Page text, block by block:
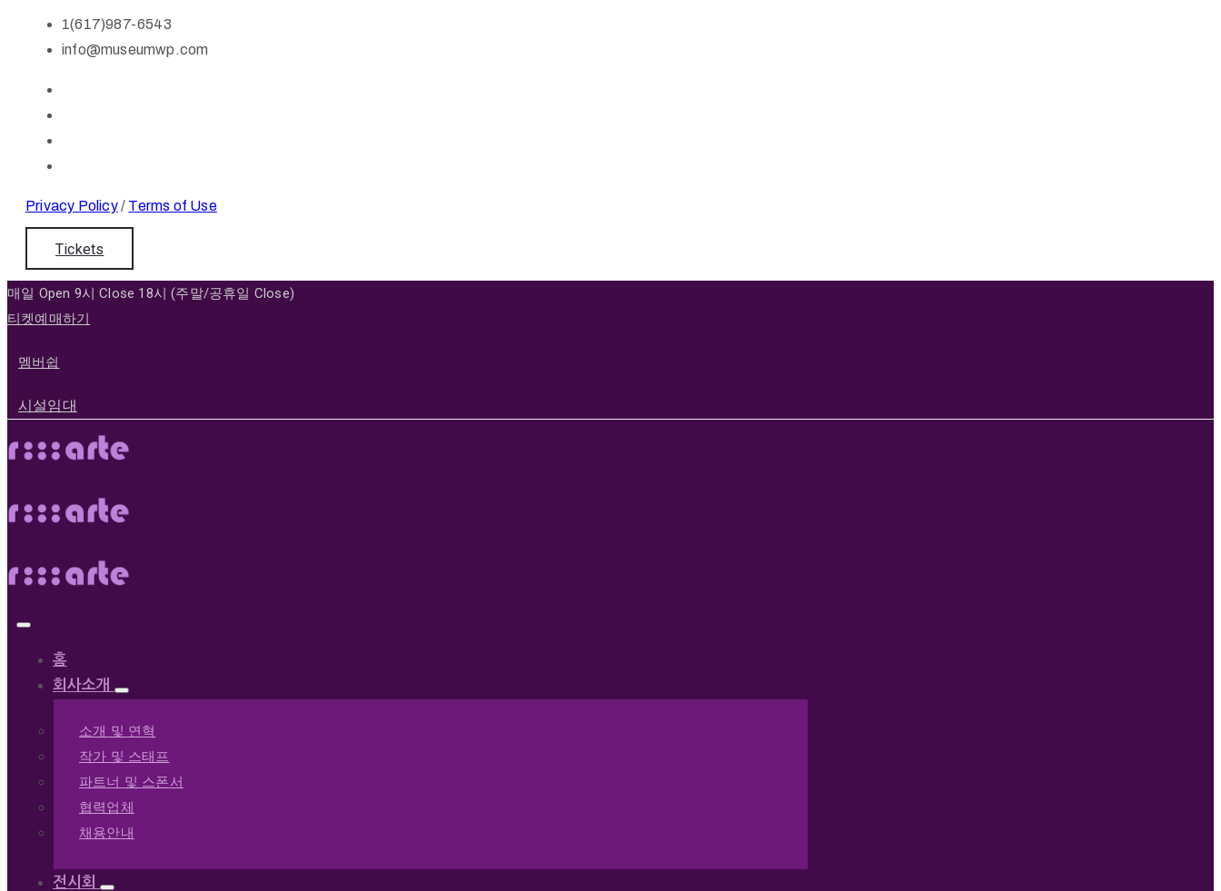
1(617)987-6543
info@museumwp.com
Privacy Policy/ Terms of Use
Tickets
매일 Open 9시 Close 18시 (주말/공휴일 Close)
티켓예매하기
멤버쉽
시설임대
홈
회사소개
소개 및 연혁
작가 및 스태프
파트너 및 스폰서
협력업체
채용안내
전시회